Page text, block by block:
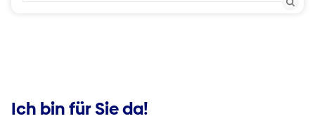
Ich bin für Sie da!